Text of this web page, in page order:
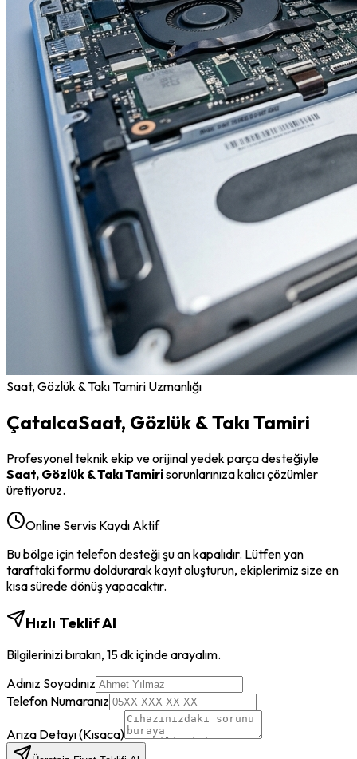
Saat, Gözlük & Takı Tamiri Uzmanlığı
ÇatalcaSaat, Gözlük & Takı Tamiri
Profesyonel teknik ekip ve orijinal yedek parça desteğiyle
Saat, Gözlük & Takı Tamirisorunlarınıza kalıcı çözümler
üretiyoruz.
Online Servis Kaydı Aktif
Bu bölge için telefon desteği şu an kapalıdır. Lütfen yan
taraftaki formu doldurarak kayıt oluşturun, ekiplerimiz size en
kısa sürede dönüş yapacaktır.
Hızlı Teklif Al
Bilgilerinizi bırakın, 15 dk içinde arayalım.
Adınız Soyadınız
Telefon Numaranız
Arıza Detayı (Kısaca)